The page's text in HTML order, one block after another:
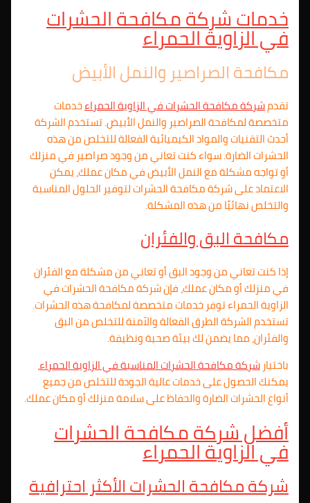
خدمات شركة مكافحة الحشرات
في الزاوية الحمراء
مكافحة الصراصير والنمل الأبيض
تقدمشركة مكافحة الحشرات في الزاوية الحمراءخدمات
متخصصة لمكافحة الصراصير والنمل الأبيض. تستخدم الشركة
أحدث التقنيات والمواد الكيميائية الفعالة للتخلص من هذه
الحشرات الضارة. سواء كنت تعاني من وجود صراصير في منزلك
أو تواجه مشكلة مع النمل الأبيض في مكان عملك، يمكن
الاعتماد على شركة مكافحة الحشرات لتوفير الحلول المناسبة
والتخلص نهائيًا من هذه المشكلة.
مكافحة البق والفئران
إذا كنت تعاني من وجود البق أو تعاني من مشكلة مع الفئران
في منزلك أو مكان عملك، فإن شركة مكافحة الحشرات في
الزاوية الحمراء توفر خدمات متخصصة لمكافحة هذه الحشرات.
تستخدم الشركة الطرق الفعالة والآمنة للتخلص من البق
والفئران، مما يضمن لك بيئة صحية ونظيفة.
باختيارشركة مكافحة الحشرات المناسبة في الزاوية الحمراء،
يمكنك الحصول على خدمات عالية الجودة للتخلص من جميع
أنواع الحشرات الضارة والحفاظ على سلامة منزلك أو مكان عملك.
أفضل شركة مكافحة الحشرات
في الزاوية الحمراء
شركة مكافحة الحشرات الأكثر احترافية